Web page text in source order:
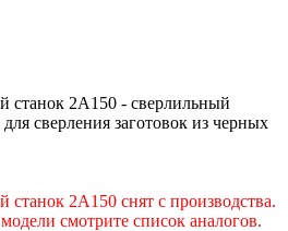
станок 2А150 - сверлильный
сверления заготовок из черных
станок 2А150 снят с производства.
смотрите список аналогов.